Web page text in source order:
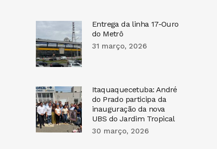
Entrega da linha 17-Ouro
do Metrô
31 março, 2026
Itaquaquecetuba: André
do Prado participa da
inauguração da nova
UBS do Jardim Tropical
30 março, 2026